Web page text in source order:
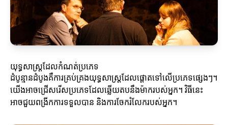
យុទ្ធសាស្ត្រដែលកំណត់ប្រភេទ
ដំបូន្មានដំបូងគឺការគ្រប់គ្រងយុទ្ធសាស្ត្រដែលផ្ដោតទៅលើប្រភេទផ្សេងៗ។
យើងអាចជ្រើសរើសប្រភេទដែលឆ្លើយតបនឹងម៉ាករបស់អ្នក។ វិធីនេះ
អាចជួយពង្រីកការទទួលបាន និងការចែករំលែករបស់អ្នក។